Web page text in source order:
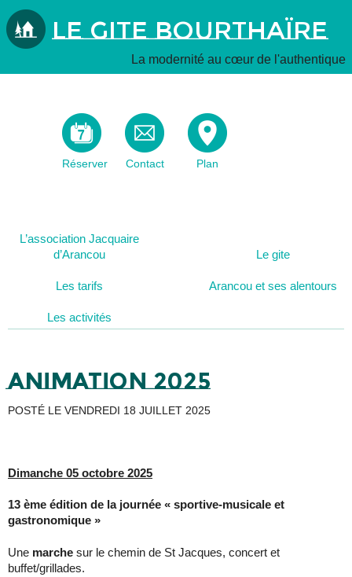
Le Gite Bourthaïre
La modernité au cœur de l'authentique
Réserver Contact Plan
L’association Jacquaire
d’Arancou
Le gite
Les tarifs Arancou et ses alentours
Les activités
ANIMATION 2025
POSTÉ LE VENDREDI 18 JUILLET 2025
Dimanche 05 octobre 2025
13 ème édition de la journée « sportive-musicale et
gastronomique »
Une marche sur le chemin de St Jacques, concert et
buffet/grillades.